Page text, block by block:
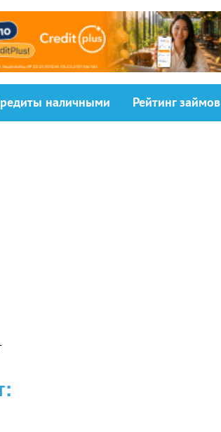
наличными Рейтинг займов